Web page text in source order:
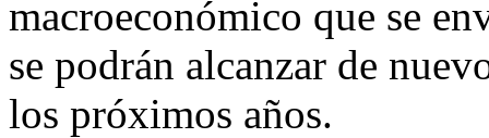
macroeconómico que se
se podrán alcanzar de
los próximos años.